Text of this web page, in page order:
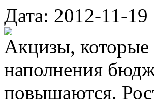
Дата: 2012-11-19
Акцизы, которые
наполнения
повышаются.